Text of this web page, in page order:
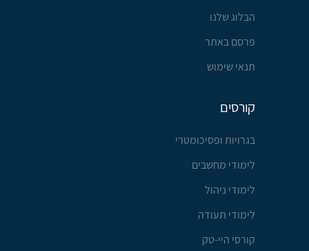
הבלוג שלנו
פרסם באתר
תנאי שימוש
קורסים
בגרויות ופסיכומטרי
לימודי מחשבים
לימודי ניהול
לימודי תעודה
קורסי היי-טק